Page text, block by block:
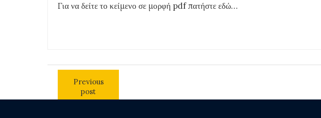
Για να δείτε το κείμενο σε μορφή pdf πατήστε εδώ…
Previous
post